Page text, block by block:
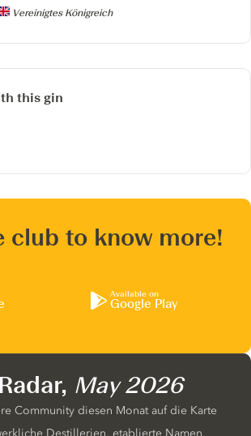
Vereinigtes Königreich
this gin
club to know more!
Available on
Google Play
May 2026
Community diesen Monat auf die Karte
Destillerien, etablierte Namen,